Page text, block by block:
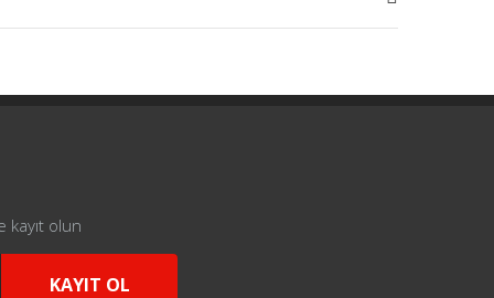
kayıt olun
KAYIT OL